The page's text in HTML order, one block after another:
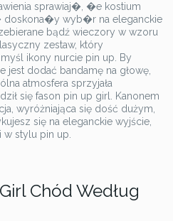
sprawiaj�, �e kostium
wyb�r na eleganckie
bądź wieczory w wzoru
zestaw, który
ikony nurcie pin up. By
jest dodać bandamę na głowę,
atmosfera sprzyjała
się fason pin up girl. Kanonem
wyróżniająca się dość dużym,
się na eleganckie wyjście,
w stylu pin up.
Chód Według